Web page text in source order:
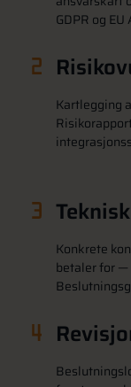
GDPR og EU
Kartlegging
Konkrete
betaler for —